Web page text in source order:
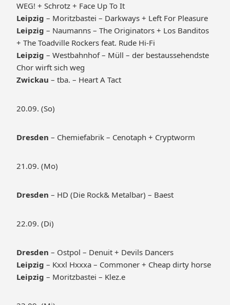
WEG! + Schrotz + Face Up To It
Leipzig – Moritzbastei – Darkways + Left For Pleasure
Leipzig – Naumanns – The Originators + Los Banditos
+ The Toadville Rockers feat. Rude Hi-Fi
Leipzig – Westbahnhof – Müll – der bestaussehendste
Chor wirft sich weg
Zwickau – tba. – Heart A Tact
20.09. (So)
Dresden – Chemiefabrik – Cenotaph + Cryptworm
21.09. (Mo)
Dresden – HD (Die Rock& Metalbar) – Baest
22.09. (Di)
Dresden – Ostpol – Denuit + Devils Dancers
Leipzig – Kxxl Hxxxa – Commoner + Cheap dirty horse
Leipzig – Moritzbastei – Klez.e